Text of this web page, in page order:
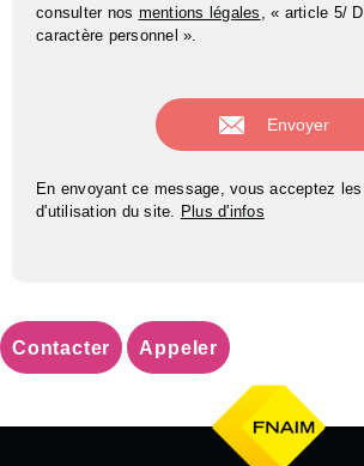
consulter nos mentions légales , « article 5/
caractère personnel ».
En envoyant ce message, vous acceptez
d'utilisation du site. Plus d'infos
Contacter Appeler